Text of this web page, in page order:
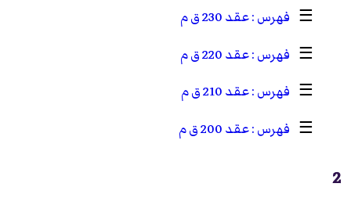
☰
عقد 230 ق م
☰
عقد 220 ق م
☰
عقد 210 ق م
☰
عقد 200 ق م
2